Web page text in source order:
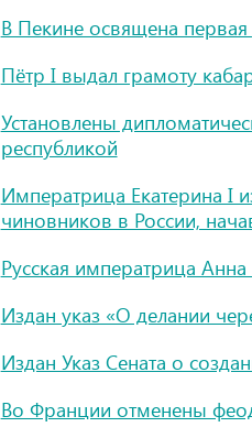
В Пекине освящена первая
Пётр I выдал грамоту
Установлены
республикой
Императрица Екатерина I
чиновников в России,
Русская императрица
Издан указ «О делании
Издан Указ Сената о
Во Франции отменены